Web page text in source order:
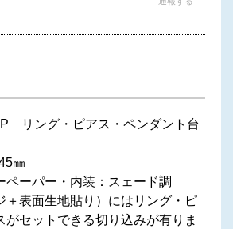
リング・ピアス・ペンダント台
㎜
ペーパー・内装：スェード調
＋表面生地貼り）にはリング・ピ
がセットできる切り込みが有りま